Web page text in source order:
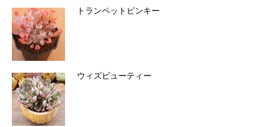
トランペットピンキー
ウィズビューティー